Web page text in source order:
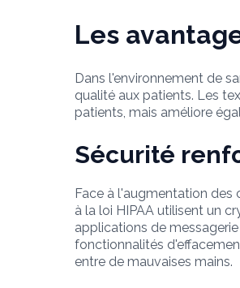
Les
Dans l'environnement de
qualité aux patients. Les
patients, mais améliore
Sécurité
Face à l'augmentation des
à la loi HIPAA utilisent un
applications de
fonctionnalités
entre de mauvaises mains.